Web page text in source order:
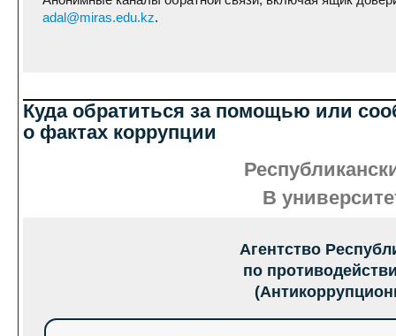
adal@miras.edu.kz.
Куда обратиться за помощью или
о фактах коррупции
В
Агентство
по